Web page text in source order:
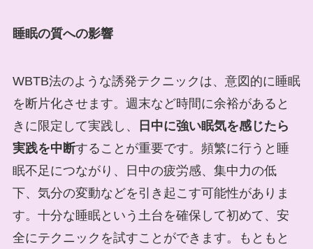
睡眠の質への影響
WBTB法のような誘発テクニックは、意図的に睡眠
を断片化させます。週末など時間に余裕があると
きに限定して実践し、
日中に強い眠気を感じたら
実践を中断することが重要です。頻繁に行うと睡
眠不足につながり、日中の疲労感、集中力の低
下、気分の変動などを引き起こす可能性がありま
す。十分な睡眠という土台を確保して初めて、安
全にテクニックを試すことができます。もともと